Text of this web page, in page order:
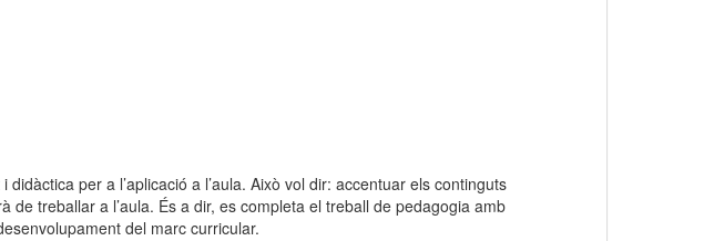
per a l’aplicació a l’aula. Això vol dir: accentuar els continguts
treballar a l’aula. És a dir, es completa el treball de pedagogia amb
del marc curricular.